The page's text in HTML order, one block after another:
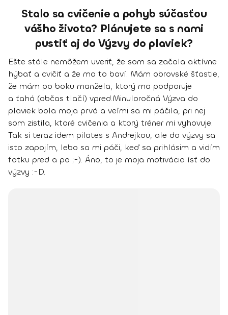
Stalo sa cvičenie a pohyb súčasťou
vášho života? Plánujete sa s nami
pustiť aj do Výzvy do plaviek?
Ešte stále nemôžem uveriť, že som sa začala aktívne
hýbať a cvičiť a že ma to baví. Mám obrovské šťastie,
že mám po boku manžela, ktorý ma podporuje
a ťahá (občas tlačí) vpred.Minuloročná Výzva do
plaviek bola moja prvá a veľmi sa mi páčila, pri nej
som zistila, ktoré cvičenia a ktorý tréner mi vyhovuje.
Tak si teraz idem pilates s Andrejkou, ale do výzvy sa
isto zapojím, lebo sa mi páči, keď sa prihlásim a vidím
fotku pred a po ;-). Áno, to je moja motivácia ísť do
výzvy :-D.